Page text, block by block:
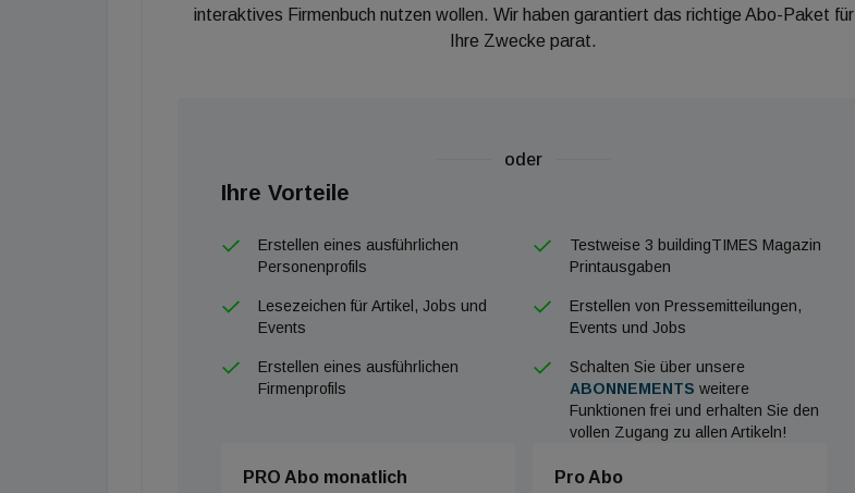
interaktives Firmenbuch nutzen wollen. Wir haben garantiert das richtige Abo-Paket für
Ihre Zwecke parat.
oder
Ihre Vorteile
Erstellen eines ausführlichen
Personenprofils
Testweise 3 buildingTIMES Magazin
Printausgaben
Lesezeichen für Artikel, Jobs und
Events
Erstellen von Pressemitteilungen,
Events und Jobs
Erstellen eines ausführlichen
Firmenprofils
Schalten Sie über unsere
ABONNEMENTS weitere
Funktionen frei und erhalten Sie den
vollen Zugang zu allen Artikeln!
PRO Abo monatlich
Pro Abo